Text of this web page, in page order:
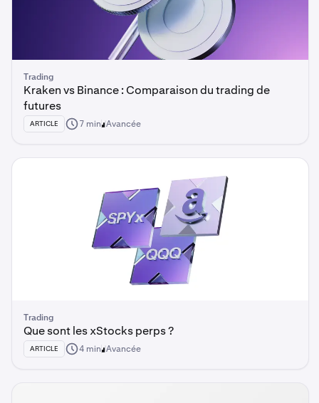
Trading
Kraken vs Binance : Comparaison du trading de
futures
ARTICLE 7 min Avancée
Trading
Que sont les xStocks perps ?
ARTICLE 4 min Avancée